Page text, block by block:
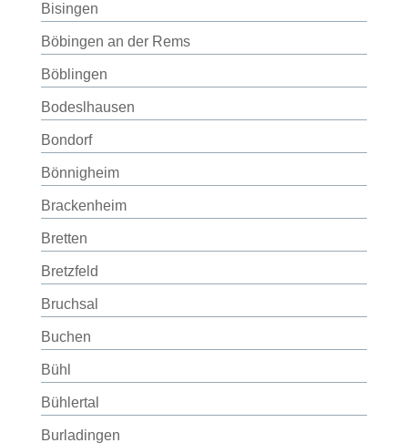
Bisingen
Böbingen an der Rems
Böblingen
Bodeslhausen
Bondorf
Bönnigheim
Brackenheim
Bretten
Bretzfeld
Bruchsal
Buchen
Bühl
Bühlertal
Burladingen